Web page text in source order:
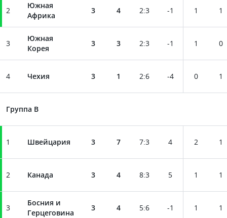
2
Южная
Африка
3 4 2:3 -1 1 1
3
Южная
Корея
3 3 2:3 -1 1 0
4 Чехия 3 1 2:6 -4 0 1
Группа B
1 Швейцария 3 7 7:3 4 2 1
2 Канада 3 4 8:3 5 1 1
3
Босния и
Герцеговина
3 4 5:6 -1 1 1